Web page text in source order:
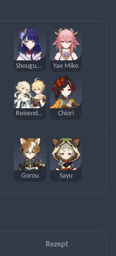
Shougun Raiden Yae Miko
Reisender (Elektro) Chiori
Gorou Sayu
Rezept